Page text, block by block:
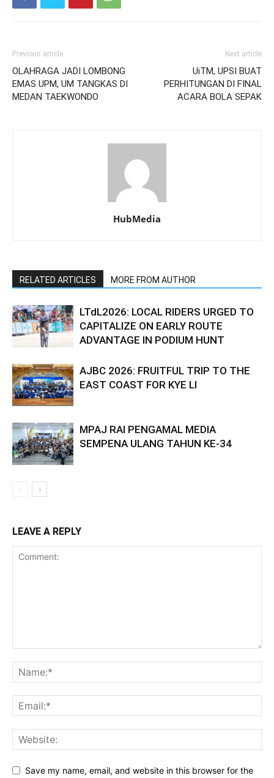
Previous article
OLAHRAGA JADI LOMBONG
EMAS UPM, UM TANGKAS DI
MEDAN TAEKWONDO
Next article
UiTM, UPSI BUAT
PERHITUNGAN DI FINAL
ACARA BOLA SEPAK
HubMedia
RELATED ARTICLES MORE FROM AUTHOR
LTdL2026: LOCAL RIDERS URGED TO
CAPITALIZE ON EARLY ROUTE
ADVANTAGE IN PODIUM HUNT
AJBC 2026: FRUITFUL TRIP TO THE
EAST COAST FOR KYE LI
MPAJ RAI PENGAMAL MEDIA
SEMPENA ULANG TAHUN KE-34
LEAVE A REPLY
Save my name, email, and website in this browser for the